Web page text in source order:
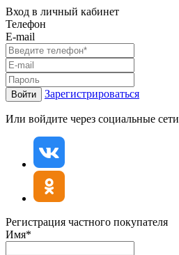
Вход в личный кабинет
Телефон
E-mail
Войти Зарегистрироваться
Или войдите через социальные сети
Регистрация частного покупателя
Имя*